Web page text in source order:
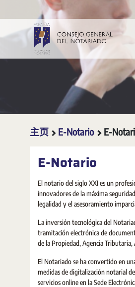
跳转到主内容
主页 E-Notario E-
E-Notario
El notario del siglo XXI es un
innovadores de la máxima
legalidad y el asesoramiento
La inversión tecnológica del
tramitación electrónica de
de la Propiedad, Agencia
El Notariado se ha convertido en
medidas de digitalización notarial
servicios online en la Sede